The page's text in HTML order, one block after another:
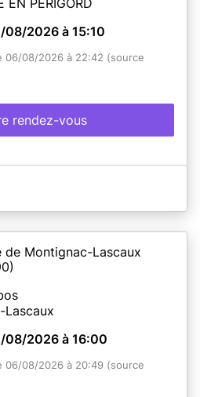
08/2026 à 15:10
06/08/2026 à 22:42 (source
rendez-vous
de Montignac-Lascaux
Lascaux
08/2026 à 16:00
06/08/2026 à 20:49 (source